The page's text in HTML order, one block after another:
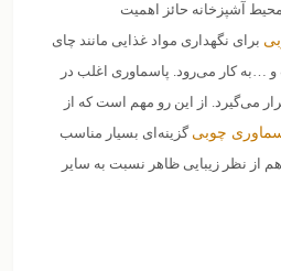
محیط آشپزخانه حائز اهمیت
برای نگهداری مواد غذایی مانند چای
…به کار می‌رود‌. پاسماوری اغلب در
می‌گیرد. از این رو مهم است که از
چوبی گزینه‌ای بسیار مناسب
از نظر زیبایی ظاهر نسبت به سایر